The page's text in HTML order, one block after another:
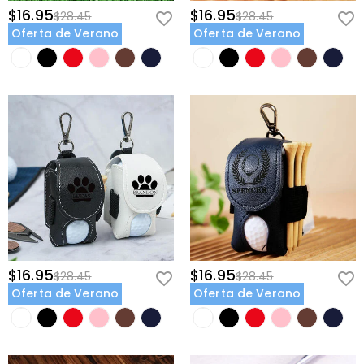
$16.95$28.45
Oferta de Verano
$16.95$28.45
Oferta de Verano
$16.95$28.45
Oferta de Verano
$16.95$28.45
Oferta de Verano